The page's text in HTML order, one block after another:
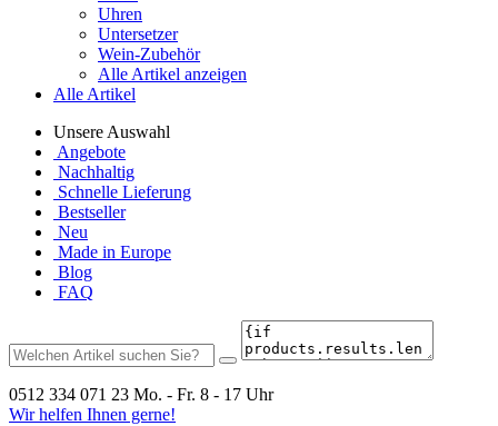
Uhren
Untersetzer
Wein-Zubehör
Alle Artikel anzeigen
Alle Artikel
Unsere Auswahl
Angebote
Nachhaltig
Schnelle Lieferung
Bestseller
Neu
Made in Europe
Blog
FAQ
0512 334 071 23 Mo. - Fr. 8 - 17 Uhr
Wir helfen Ihnen gerne!